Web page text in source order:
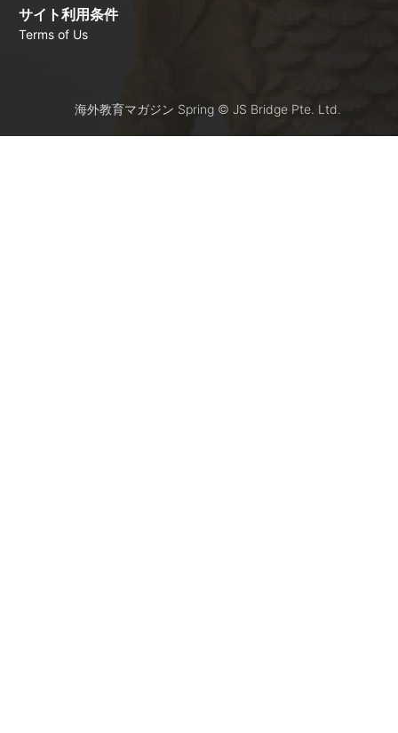
サイト利用条件
Terms of Us
海外教育マガジン Spring © JS Bridge Pte. Ltd.